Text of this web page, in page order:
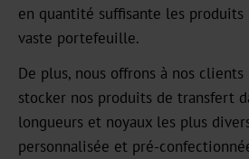
GHN
HX
en quantité suffisante les produits
vaste portefeuille.
De plus, nous offrons à nos
stocker nos produits de transfert
longueurs et noyaux les plus
personnalisée et pré-